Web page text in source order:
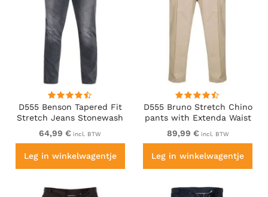
D555 Benson Tapered Fit
Stretch Jeans Stonewash
64,99 € incl. BTW
Leg in winkelwagentje
D555 Bruno Stretch Chino
pants with Extenda Waist
Beige
89,99 € incl. BTW
Leg in winkelwagentje